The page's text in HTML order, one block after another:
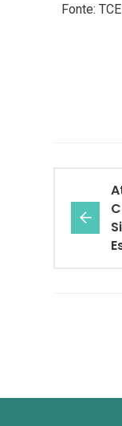
Fonte: